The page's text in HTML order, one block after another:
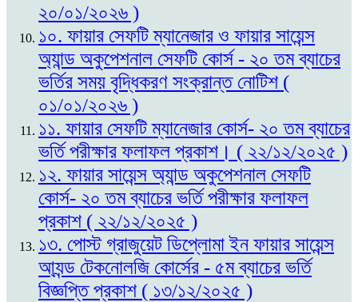
২০/০১/২০২৬ )
১০. ফায়ার সেফটি ম্যানেজার ও ফায়ার সায়েন্স
অ্যান্ড অকুপেশনাল সেফটি কোর্স - ২০ তম ব্যাচের
ভর্তির সময় বৃদ্ধিকরণ সংক্রান্ত নোটিশ (
০১/০১/২০২৬ )
১১. ফায়ার সেফটি ম্যানেজার কোর্স- ২০ তম ব্যাচের
ভর্তি পরীক্ষার ফলাফল প্রকাশ। ( ২২/১২/২০২৫ )
১২. ফায়ার সায়েন্স অ্যান্ড অকুপেশনাল সেফটি
কোর্স- ২০ তম ব্যাচের ভর্তি পরীক্ষার ফলাফল
প্রকাশ ( ২২/১২/২০২৫ )
১৩. পোস্ট গ্রাজুয়েট ডিপ্লোমা ইন ফায়ার সায়েন্স
আ্যন্ড টেকনোলজি কোর্সের - ৫ম ব্যাচের ভর্তি
বিজ্ঞপ্তি প্রকাশ ( ১৩/১২/২০২৫ )